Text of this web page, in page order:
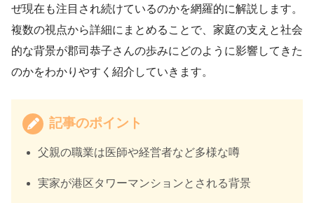
ぜ現在も注目され続けているのかを網羅的に解説します。
複数の視点から詳細にまとめることで、家庭の支えと社会
的な背景が郡司恭子さんの歩みにどのように影響してきた
のかをわかりやすく紹介していきます。
記事のポイント
父親の職業は医師や経営者など多様な噂
実家が港区タワーマンションとされる背景